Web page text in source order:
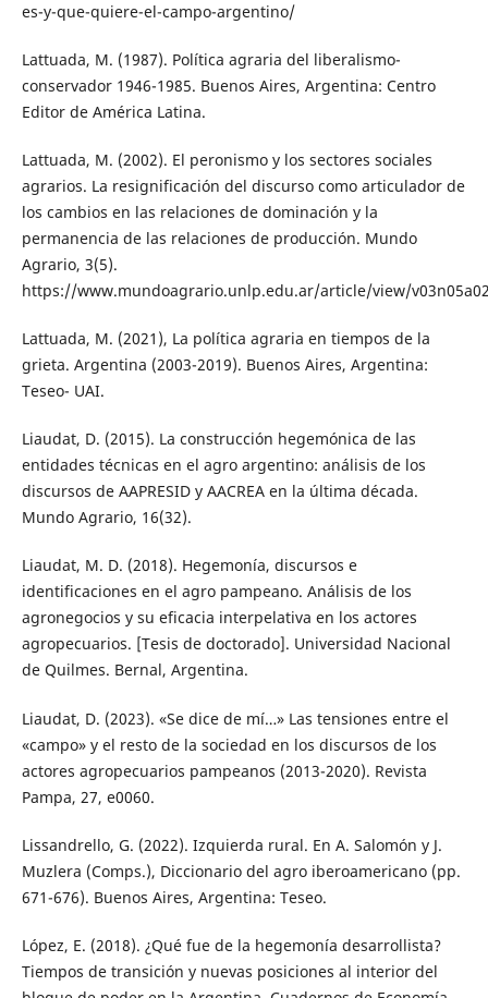
es-y-que-quiere-el-campo-argentino/
Lattuada, M. (1987). Política agraria del liberalismo-
conservador 1946-1985. Buenos Aires, Argentina: Centro
Editor de América Latina.
Lattuada, M. (2002). El peronismo y los sectores sociales
agrarios. La resignificación del discurso como articulador de
los cambios en las relaciones de dominación y la
permanencia de las relaciones de producción. Mundo
Agrario, 3(5).
https://www.mundoagrario.unlp.edu.ar/article/view/
Lattuada, M. (2021), La política agraria en tiempos de la
grieta. Argentina (2003-2019). Buenos Aires, Argentina:
Teseo- UAI.
Liaudat, D. (2015). La construcción hegemónica de las
entidades técnicas en el agro argentino: análisis de los
discursos de AAPRESID y AACREA en la última década.
Mundo Agrario, 16(32).
Liaudat, M. D. (2018). Hegemonía, discursos e
identificaciones en el agro pampeano. Análisis de los
agronegocios y su eficacia interpelativa en los actores
agropecuarios. [Tesis de doctorado]. Universidad Nacional
de Quilmes. Bernal, Argentina.
Liaudat, D. (2023). «Se dice de mí…» Las tensiones entre el
«campo» y el resto de la sociedad en los discursos de los
actores agropecuarios pampeanos (2013-2020). Revista
Pampa, 27, e0060.
Lissandrello, G. (2022). Izquierda rural. En A. Salomón y J.
Muzlera (Comps.), Diccionario del agro iberoamericano (pp.
671-676). Buenos Aires, Argentina: Teseo.
López, E. (2018). ¿Qué fue de la hegemonía desarrollista?
Tiempos de transición y nuevas posiciones al interior del